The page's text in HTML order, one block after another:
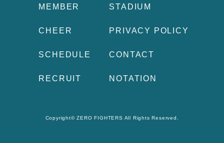
MEMBER
CHEER
SCHEDULE
RECRUIT
STADIUM
PRIVACY POLICY
CONTACT
NOTATION
Copyright© ZERO FIGHTERS All Rights Reserved.